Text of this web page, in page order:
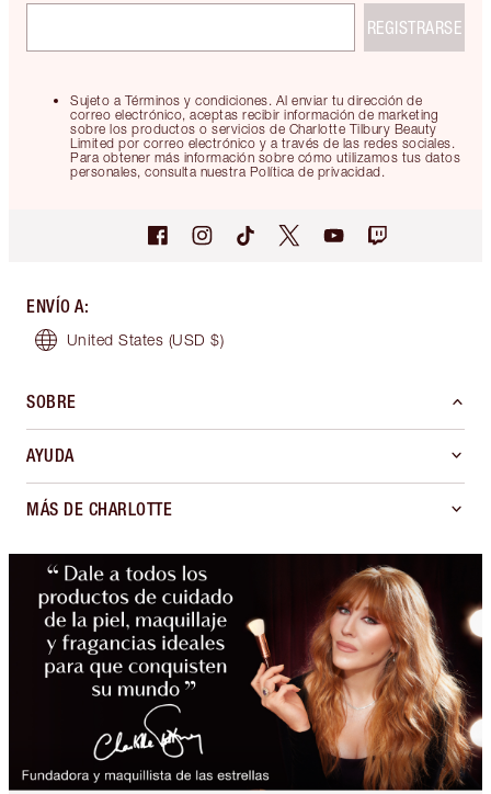
Sujeto a Términos y condiciones. Al enviar tu dirección de
correo electrónico, aceptas recibir información de marketing
sobre los productos o servicios de Charlotte Tilbury Beauty
Limited por correo electrónico y a través de las redes sociales.
Para obtener más información sobre cómo utilizamos tus datos
personales, consulta nuestra Política de privacidad.
REGISTRARSE
ENVÍO A:
United States (USD $)
SOBRE
AYUDA
MÁS DE CHARLOTTE